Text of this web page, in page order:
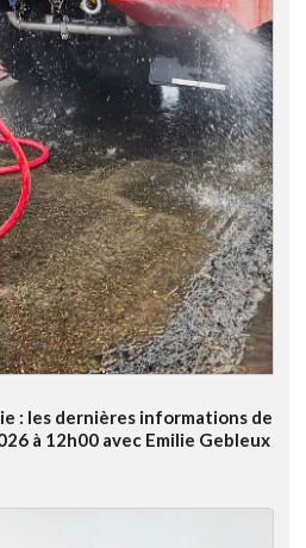
: les dernières informations de
à 12h00 avec Emilie Gebleux